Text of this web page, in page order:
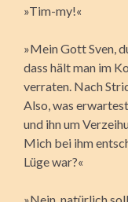
»Tim-my!«
»Mein Gott Sven,
dass hält man im
verraten. Nach
Also, was
und ihn um
Mich bei ihm
Lüge war?«
»Nein, natürlich